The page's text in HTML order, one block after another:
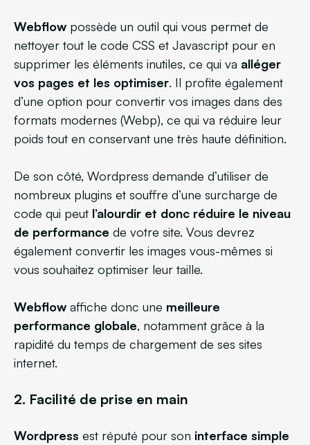
Webflow possède un outil qui vous permet de
nettoyer tout le code CSS et Javascript pour en
supprimer les éléments inutiles, ce qui va alléger
vos pages et les optimiser. Il profite également
d’une option pour convertir vos images dans des
formats modernes (Webp), ce qui va réduire leur
poids tout en conservant une très haute définition.
De son côté, Wordpress demande d’utiliser de
nombreux plugins et souffre d’une surcharge de
code qui peut l’alourdir et donc réduire le niveau
de performance de votre site. Vous devrez
également convertir les images vous-mêmes si
vous souhaitez optimiser leur taille.
Webflow affiche donc une meilleure
performance globale, notamment grâce à la
rapidité du temps de chargement de ses sites
internet.
2. Facilité de prise en main
Wordpress est réputé pour son interface simple